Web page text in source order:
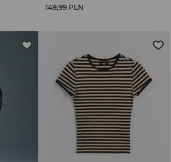
149,99 PLN